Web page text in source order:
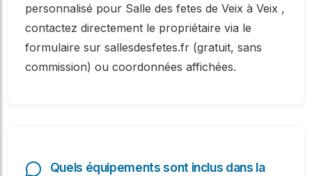
personnalisé pour Salle des fetes de Veix à Veix ,
contactez directement le propriétaire via le
formulaire sur sallesdesfetes.fr (gratuit, sans
commission) ou coordonnées affichées.
Quels équipements sont inclus dans la